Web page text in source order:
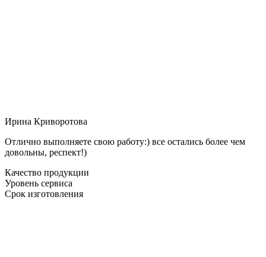
Ирина Криворотова
Отлично выполняете свою работу:) все остались более чем
довольны, респект!)
Качество продукции
Уровень сервиса
Срок изготовления